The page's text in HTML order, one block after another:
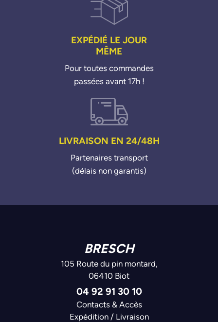
EXPÉDIÉ LE JOUR
MÊME
Pour toutes commandes
passées avant 17h !
LIVRAISON EN 24/48H
Partenaires transport
(délais non garantis)
BRESCH
105 Route du pin montard,
06410 Biot
04 92 91 30 10
Contacts & Accès
Expédition / Livraison